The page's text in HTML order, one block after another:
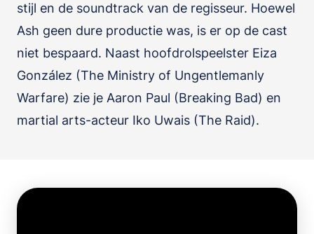
stijl en de soundtrack van de regisseur. Hoewel
Ash geen dure productie was, is er op de cast
niet bespaard. Naast hoofdrolspeelster Eiza
González (The Ministry of Ungentlemanly
Warfare) zie je Aaron Paul (Breaking Bad) en
martial arts-acteur Iko Uwais (The Raid).